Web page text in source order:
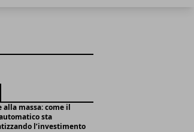
alla massa: come il
sta
l’investimento